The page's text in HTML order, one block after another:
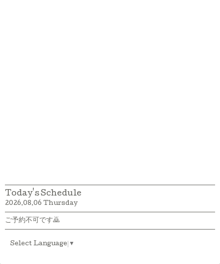
Today's Schedule
2026.08.06 Thursday
ご予約不可です🙇
Select Language ▼